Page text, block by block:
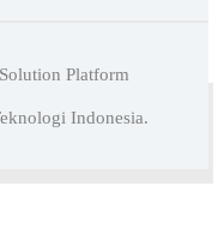
Platform
Indonesia.
Di Hotel Dan